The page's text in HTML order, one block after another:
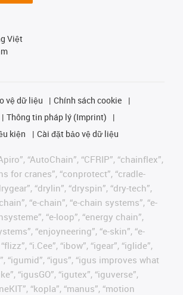
Việt
vệ dữ liệu
Chính sách cookie
Thông tin pháp lý (Imprint)
kiện
Cài đặt bảo vệ dữ liệu
“AutoChain”, “CFRIP”, “chainflex”,
for cranes”, “conprotect”, “cradle-
“drylin”, “dryspin”, “dry-tech”,
“e-chain”, “e-chain systems”, “e-
“e-loop”, “energy chain”,
“enjoyneering”, “e-skin”, “e-
“i.Cee”, “ibow”, “igear”, “iglide”,
“igumid”, “igus”, “igus improves what
“igusGO”, “igutex”, “iguverse”,
“kopla”, “manus”, “motion